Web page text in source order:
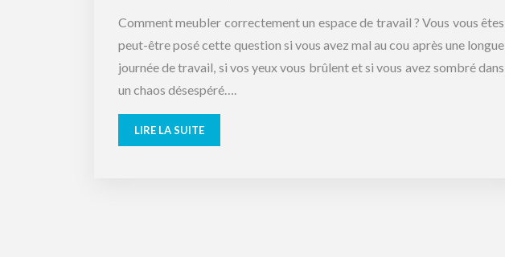
Comment meubler correctement un espace de travail ? Vous vous êtes
peut-être posé cette question si vous avez mal au cou après une longue
journée de travail, si vos yeux vous brûlent et si vous avez sombré dans
un chaos désespéré….
LIRE LA SUITE